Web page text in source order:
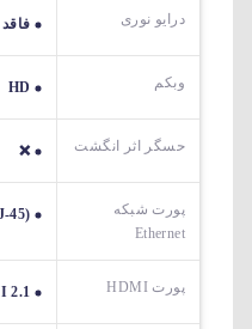
درایو نوری فاقد
وبکم HD
حسگر اثر انگشت ❌
پورت شبکه
Ethernet
(RJ-45)
پورت HDMI HDMI 2.1